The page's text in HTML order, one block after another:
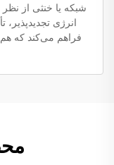
شبکه یا خنثی از نظر
انرژی تجدیدپذیر،
فراهم می‌کند که